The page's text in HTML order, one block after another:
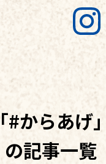
「#からあげ」
の記事一覧